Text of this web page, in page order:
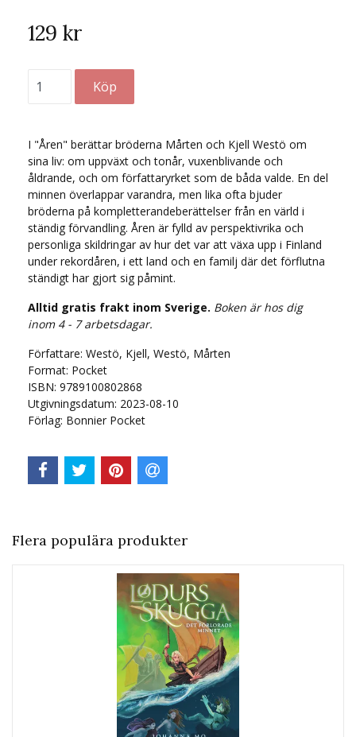
129 kr
I "Åren" berättar bröderna Mårten och Kjell Westö om
sina liv: om uppväxt och tonår, vuxenblivande och
åldrande, och om författaryrket som de båda valde. En del
minnen överlappar varandra, men lika ofta bjuder
bröderna på kompletterandeberättelser från en värld i
ständig förvandling. Åren är fylld av perspektivrika och
personliga skildringar av hur det var att växa upp i Finland
under rekordåren, i ett land och en familj där det förflutna
ständigt har gjort sig påmint.
Alltid gratis frakt inom Sverige. Boken är hos dig
inom 4 - 7 arbetsdagar.
Författare: Westö, Kjell, Westö, Mårten
Format: Pocket
ISBN: 9789100802868
Utgivningsdatum: 2023-08-10
Förlag: Bonnier Pocket
Flera populära produkter